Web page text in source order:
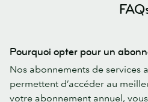
Pourquoi opter pour un
Nos abonnements de services
permettent d’accéder au
votre abonnement annuel,